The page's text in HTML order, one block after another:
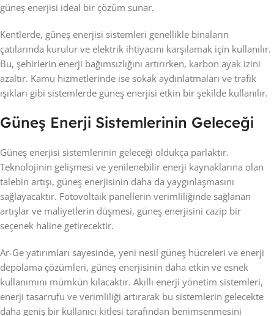
güneş enerjisi ideal bir çözüm sunar.
Kentlerde, güneş enerjisi sistemleri genellikle binaların
çatılarında kurulur ve elektrik ihtiyacını karşılamak için kullanılır.
Bu, şehirlerin enerji bağımsızlığını artırırken, karbon ayak izini
azaltır. Kamu hizmetlerinde ise sokak aydınlatmaları ve trafik
ışıkları gibi sistemlerde güneş enerjisi etkin bir şekilde kullanılır.
Güneş Enerji Sistemlerinin Geleceği
Güneş enerjisi sistemlerinin geleceği oldukça parlaktır.
Teknolojinin gelişmesi ve yenilenebilir enerji kaynaklarına olan
talebin artışı, güneş enerjisinin daha da yaygınlaşmasını
sağlayacaktır. Fotovoltaik panellerin verimliliğinde sağlanan
artışlar ve maliyetlerin düşmesi, güneş enerjisini cazip bir
seçenek haline getirecektir.
Ar-Ge yatırımları sayesinde, yeni nesil güneş hücreleri ve enerji
depolama çözümleri, güneş enerjisinin daha etkin ve esnek
kullanımını mümkün kılacaktır. Akıllı enerji yönetim sistemleri,
enerji tasarrufu ve verimliliği artırarak bu sistemlerin gelecekte
daha geniş bir kullanıcı kitlesi tarafından benimsenmesini